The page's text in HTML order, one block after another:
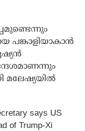
പങ്കാളിയാകാൻ
മലേഷ്യയിൽ
says US
of Trump-Xi